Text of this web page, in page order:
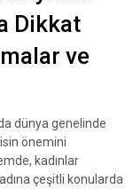
Dikkat
ve
dünya genelinde
önemini
kadınlar
çeşitli konularda